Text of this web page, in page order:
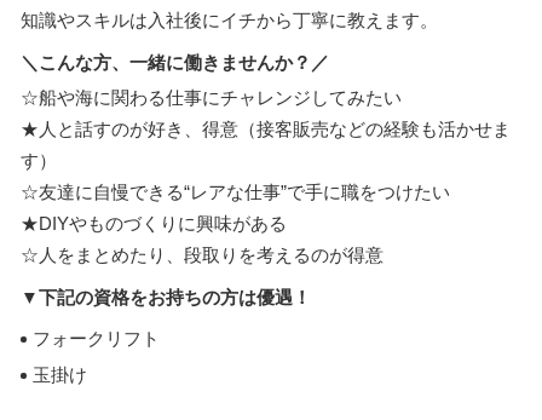
知識やスキルは入社後にイチから丁寧に教えます。
＼こんな方、一緒に働きませんか？／
☆船や海に関わる仕事にチャレンジしてみたい
★人と話すのが好き、得意（接客販売などの経験も活かせま
す）
☆友達に自慢できる“レアな仕事”で手に職をつけたい
★DIYやものづくりに興味がある
☆人をまとめたり、段取りを考えるのが得意
▼下記の資格をお持ちの方は優遇！
フォークリフト
玉掛け